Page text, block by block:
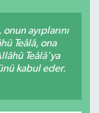
ayıplarını
Teâlâ, ona
Teâlâ'ya
kabul eder.